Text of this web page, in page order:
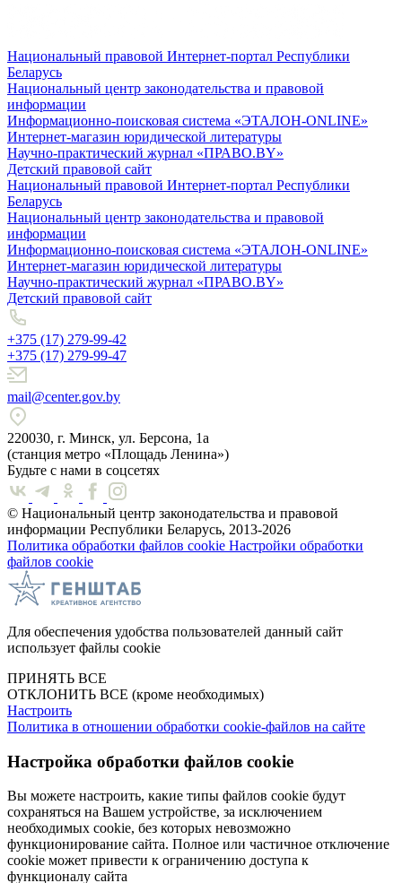
Национальный правовой Интернет-портал Республики
Беларусь
Национальный центр законодательства и правовой
информации
Информационно-поисковая система «ЭТАЛОН-ONLINE»
Интернет-магазин юридической литературы
Научно-практический журнал «ПРАВО.BY»
Детский правовой сайт
Национальный правовой Интернет-портал Республики
Беларусь
Национальный центр законодательства и правовой
информации
Информационно-поисковая система «ЭТАЛОН-ONLINE»
Интернет-магазин юридической литературы
Научно-практический журнал «ПРАВО.BY»
Детский правовой сайт
+375 (17) 279-99-42
+375 (17) 279-99-47
mail@center.gov.by
220030, г. Минск, ул. Берсона, 1а
(станция метро «Площадь Ленина»)
Будьте с нами в соцсетях
© Национальный центр законодательства и правовой
информации Республики Беларусь, 2013-2026
Политика обработки файлов cookie Настройки обработки
файлов cookie
Для обеспечения удобства пользователей данный сайт
использует файлы cookie
ПРИНЯТЬ ВСЕ
ОТКЛОНИТЬ ВСЕ (кроме необходимых)
Настроить
Политика в отношении обработки cookie-файлов на сайте
Настройка обработки файлов cookie
Вы можете настроить, какие типы файлов cookie будут
сохраняться на Вашем устройстве, за исключением
необходимых cookie, без которых невозможно
функционирование сайта. Полное или частичное отключение
cookie может привести к ограничению доступа к
функционалу сайта